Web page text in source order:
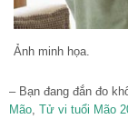
Ảnh minh họa.
– Bạn đang đắn đo
Mão Tử vi tuổi Mão